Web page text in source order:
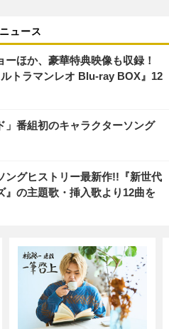
ュース
ーほか、豪華特典映像も収録！
トラマンレオ Blu-ray BOX』12
」番組初のキャラクターソング
ングヒストリー最新作!!『新世代
』の主題歌・挿入歌より12曲を